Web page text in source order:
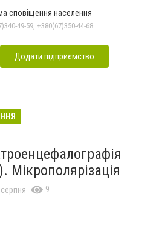
сповіщення населення
49-59, +380(67)350-44-68
Додати підприємство
Мікрополярізація
9